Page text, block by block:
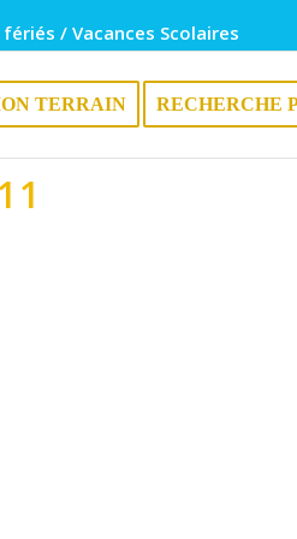
/ Vacances Scolaires
TERRAIN RECHERCHE